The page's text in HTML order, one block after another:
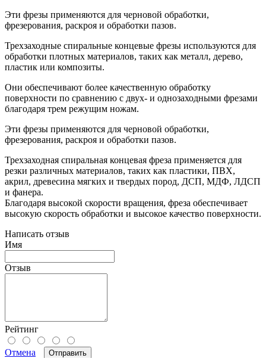
Эти фрезы применяются для черновой обработки,
фрезерования, раскроя и обработки пазов.
Трехзаходные спиральные концевые фрезы используются для
обработки плотных материалов, таких как металл, дерево,
пластик или композиты.
Они обеспечивают более качественную обработку
поверхности по сравнению с двух- и однозаходными фрезами
благодаря трем режущим ножам.
Эти фрезы применяются для черновой обработки,
фрезерования, раскроя и обработки пазов.
Трехзаходная спиральная концевая фреза применяется для
резки различных материалов, таких как пластики, ПВХ,
акрил, древесина мягких и твердых пород, ДСП, МДФ, ЛДСП
и фанера.
Благодаря высокой скорости вращения, фреза обеспечивает
высокую скорость обработки и высокое качество поверхности.
Написать отзыв
Имя
Отзыв
Рейтинг
Отмена Отправить